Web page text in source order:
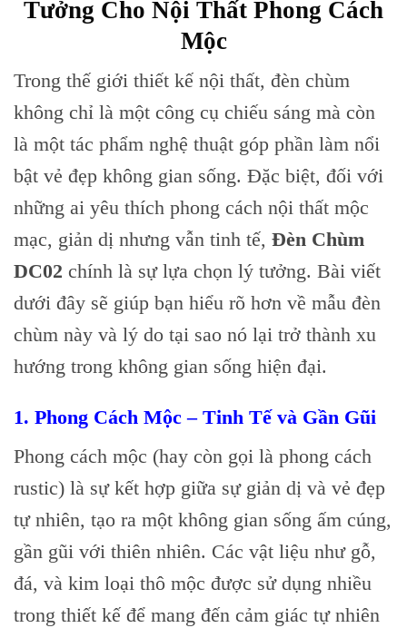
Tưởng Cho Nội Thất Phong Cách
Mộc
Trong thế giới thiết kế nội thất, đèn chùm
không chỉ là một công cụ chiếu sáng mà còn
là một tác phẩm nghệ thuật góp phần làm nổi
bật vẻ đẹp không gian sống. Đặc biệt, đối với
những ai yêu thích phong cách nội thất mộc
mạc, giản dị nhưng vẫn tinh tế, Đèn Chùm
DC02 chính là sự lựa chọn lý tưởng. Bài viết
dưới đây sẽ giúp bạn hiểu rõ hơn về mẫu đèn
chùm này và lý do tại sao nó lại trở thành xu
hướng trong không gian sống hiện đại.
1. Phong Cách Mộc – Tinh Tế và Gần Gũi
Phong cách mộc (hay còn gọi là phong cách
rustic) là sự kết hợp giữa sự giản dị và vẻ đẹp
tự nhiên, tạo ra một không gian sống ấm cúng,
gần gũi với thiên nhiên. Các vật liệu như gỗ,
đá, và kim loại thô mộc được sử dụng nhiều
trong thiết kế để mang đến cảm giác tự nhiên